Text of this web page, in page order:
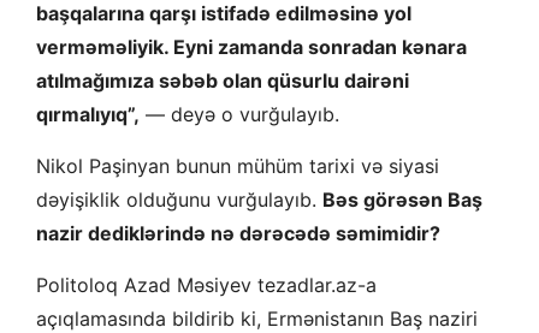
başqalarına qarşı istifadə edilməsinə yol
verməməliyik. Eyni zamanda sonradan kənara
atılmağımıza səbəb olan qüsurlu dairəni
qırmalıyıq”, — deyə o vurğulayıb.
Nikol Paşinyan bunun mühüm tarixi və siyasi
dəyişiklik olduğunu vurğulayıb. Bəs görəsən Baş
nazir dediklərində nə dərəcədə səmimidir?
Politoloq Azad Məsiyev tezadlar.az-a
açıqlamasında bildirib ki, Ermənistanın Baş naziri